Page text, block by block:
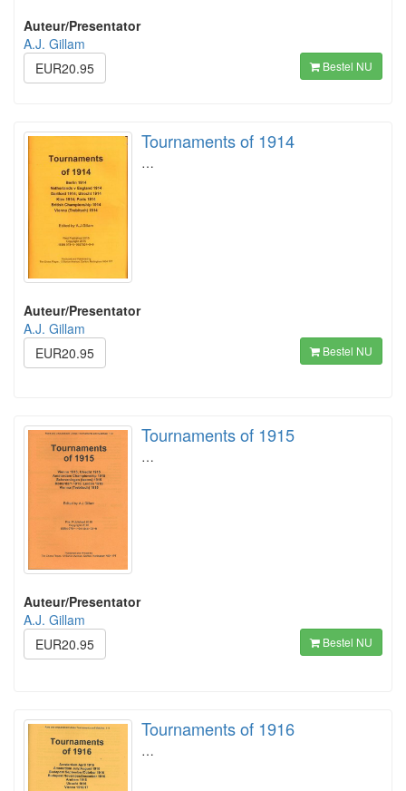
Auteur/Presentator
A.J. Gillam
EUR20.95
Bestel NU
Tournaments of 1914
…
Auteur/Presentator
A.J. Gillam
EUR20.95
Bestel NU
Tournaments of 1915
…
Auteur/Presentator
A.J. Gillam
EUR20.95
Bestel NU
Tournaments of 1916
…